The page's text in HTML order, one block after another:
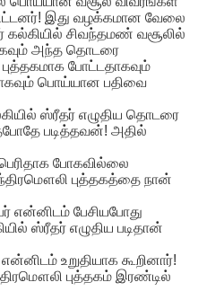
இது வழக்கமான வேலை
சிவந்தமண் வசூலில்
அந்த தொடரை
போட்டதாகவும்
பொய்யான பதிவை
ஸ்ரீதர் எழுதிய தொடரை
படித்தவன்! அதில்
போகவில்லை
புத்தகத்தை நான்
என்னிடம் பேசியபோது
ஸ்ரீதர் எழுதிய படிதான்
உறுதியாக கூறினார்!
புத்தகம் இரண்டில்